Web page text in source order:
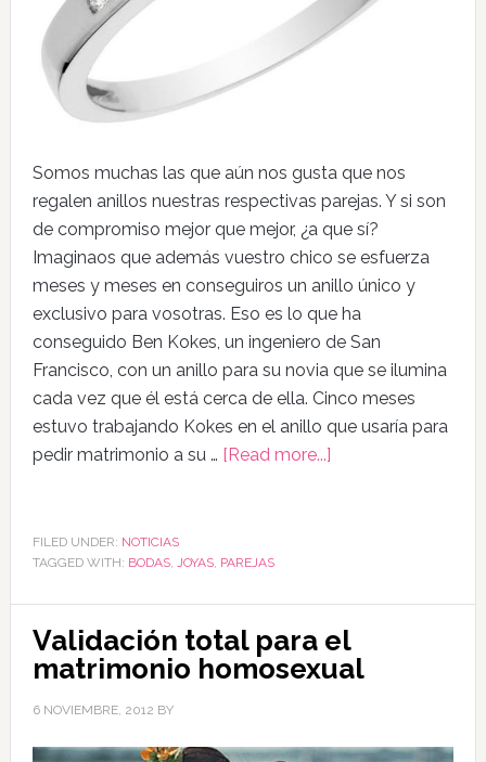
Somos muchas las que aún nos gusta que nos
regalen anillos nuestras respectivas parejas. Y si son
de compromiso mejor que mejor, ¿a que sí?
Imaginaos que además vuestro chico se esfuerza
meses y meses en conseguiros un anillo único y
exclusivo para vosotras. Eso es lo que ha
conseguido Ben Kokes, un ingeniero de San
Francisco, con un anillo para su novia que se ilumina
cada vez que él está cerca de ella. Cinco meses
estuvo trabajando Kokes en el anillo que usaría para
pedir matrimonio a su … [Read more...]
FILED UNDER: NOTICIAS
TAGGED WITH: BODAS, JOYAS, PAREJAS
Validación total para el
matrimonio homosexual
6 NOVIEMBRE, 2012 BY